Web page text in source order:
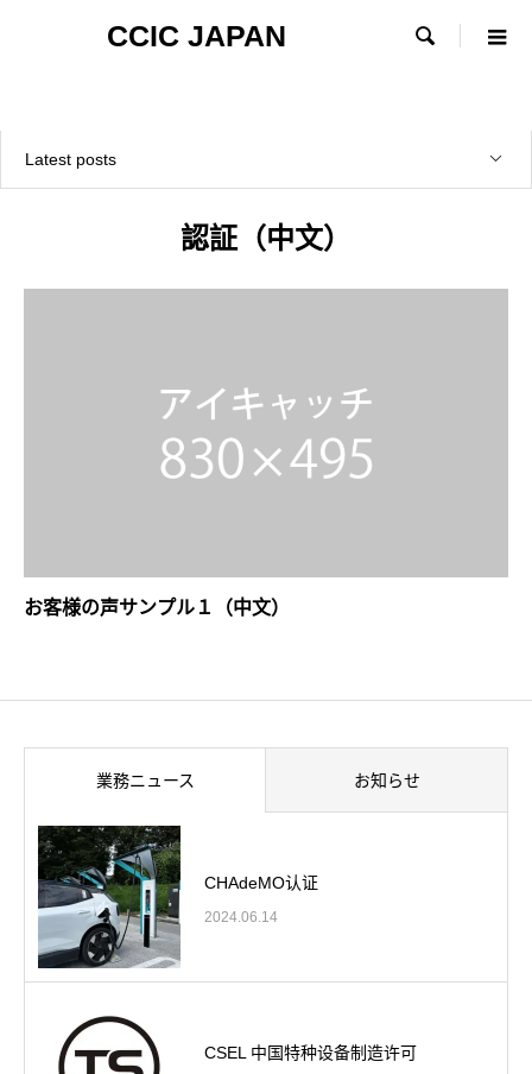
CCIC JAPAN 
Latest posts
認証（中文）
お客様の声サンプル１（中文）
業務ニュース お知らせ
CHAdeMO认证
2024.06.14
CSEL 中国特种设备制造许可